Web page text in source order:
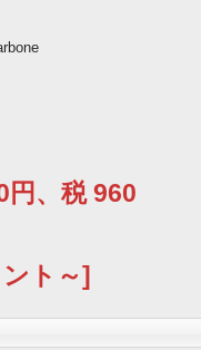
円、税 960
ト～]